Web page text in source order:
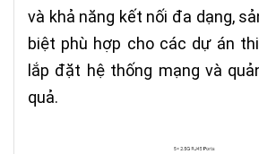
và khả năng kết nối đa dạng,
biệt phù hợp cho các dự án
lắp đặt hệ thống mạng và
quả.